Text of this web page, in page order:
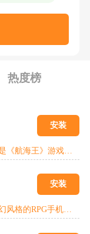
热度榜
安装
安装
大天使之剑h5vivo版是一款魔幻风格的RPG手机游戏，游戏改编自经典页游奇迹MU，其继承了页游的所有优点，并在此之上进行的优化，为各个玩家带来了更好的游戏体验。而在游戏中你扮演一位勇者，你需要探索奇迹大陆，去抵御邪恶魔王的入侵，玩家可以操控自己的角色在这片宏大的世界当中无限飞行，游览这片世界的每一处优美风景。